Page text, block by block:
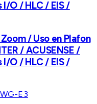
I/O / HLC / EIS /
/ Uso en Plafon
/ ACUSENSE /
I/O / HLC / EIS /
E3